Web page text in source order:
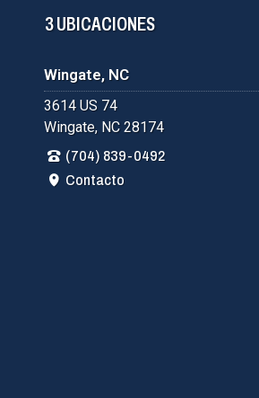
3 UBICACIONES
Wingate, NC
3614 US 74
Wingate, NC 28174
(704) 839-0492
Contacto